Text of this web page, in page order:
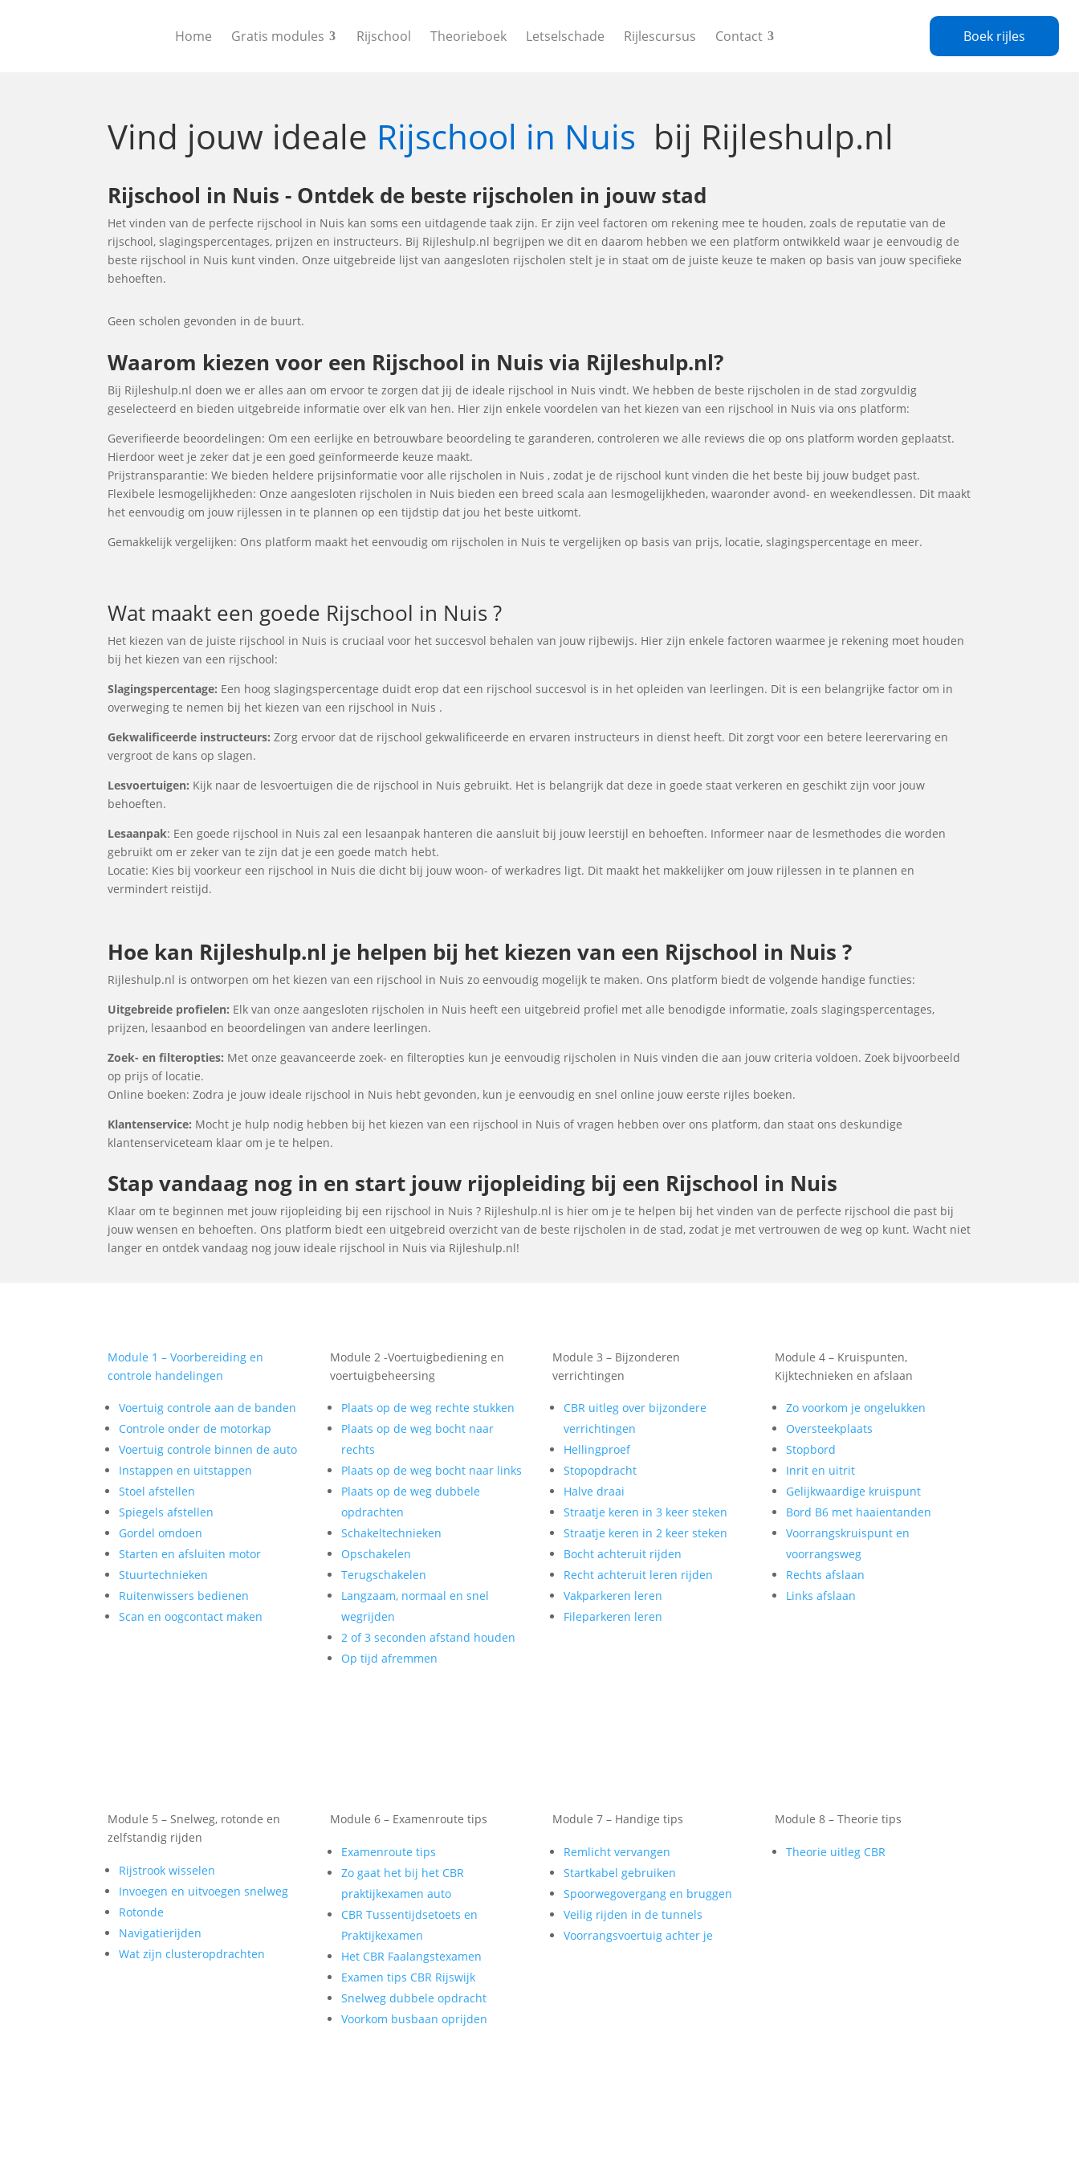
Home Gratis modules Rijschool Theorieboek Letselschade Rijlescursus Contact Boek rijles
Vind jouw ideale Rijschool in Nuis bij Rijleshulp.nl
Rijschool in Nuis - Ontdek de beste rijscholen in jouw stad
Het vinden van de perfecte rijschool in Nuis kan soms een uitdagende taak zijn. Er zijn veel factoren om rekening mee te houden, zoals de reputatie van de
rijschool, slagingspercentages, prijzen en instructeurs. Bij Rijleshulp.nl begrijpen we dit en daarom hebben we een platform ontwikkeld waar je eenvoudig de
beste rijschool in Nuis kunt vinden. Onze uitgebreide lijst van aangesloten rijscholen stelt je in staat om de juiste keuze te maken op basis van jouw specifieke
behoeften.
Geen scholen gevonden in de buurt.
Waarom kiezen voor een Rijschool in Nuis via Rijleshulp.nl?
Bij Rijleshulp.nl doen we er alles aan om ervoor te zorgen dat jij de ideale rijschool in Nuis vindt. We hebben de beste rijscholen in de stad zorgvuldig
geselecteerd en bieden uitgebreide informatie over elk van hen. Hier zijn enkele voordelen van het kiezen van een rijschool in Nuis via ons platform:
Geverifieerde beoordelingen: Om een eerlijke en betrouwbare beoordeling te garanderen, controleren we alle reviews die op ons platform worden geplaatst.
Hierdoor weet je zeker dat je een goed geïnformeerde keuze maakt.
Prijstransparantie: We bieden heldere prijsinformatie voor alle rijscholen in Nuis , zodat je de rijschool kunt vinden die het beste bij jouw budget past.
Flexibele lesmogelijkheden: Onze aangesloten rijscholen in Nuis bieden een breed scala aan lesmogelijkheden, waaronder avond- en weekendlessen. Dit maakt
het eenvoudig om jouw rijlessen in te plannen op een tijdstip dat jou het beste uitkomt.
Gemakkelijk vergelijken: Ons platform maakt het eenvoudig om rijscholen in Nuis te vergelijken op basis van prijs, locatie, slagingspercentage en meer.
Wat maakt een goede Rijschool in Nuis ?
Het kiezen van de juiste rijschool in Nuis is cruciaal voor het succesvol behalen van jouw rijbewijs. Hier zijn enkele factoren waarmee je rekening moet houden
bij het kiezen van een rijschool:
Slagingspercentage: Een hoog slagingspercentage duidt erop dat een rijschool succesvol is in het opleiden van leerlingen. Dit is een belangrijke factor om in
overweging te nemen bij het kiezen van een rijschool in Nuis .
Gekwalificeerde instructeurs: Zorg ervoor dat de rijschool gekwalificeerde en ervaren instructeurs in dienst heeft. Dit zorgt voor een betere leerervaring en
vergroot de kans op slagen.
Lesvoertuigen: Kijk naar de lesvoertuigen die de rijschool in Nuis gebruikt. Het is belangrijk dat deze in goede staat verkeren en geschikt zijn voor jouw
behoeften.
Lesaanpak: Een goede rijschool in Nuis zal een lesaanpak hanteren die aansluit bij jouw leerstijl en behoeften. Informeer naar de lesmethodes die worden
gebruikt om er zeker van te zijn dat je een goede match hebt.
Locatie: Kies bij voorkeur een rijschool in Nuis die dicht bij jouw woon- of werkadres ligt. Dit maakt het makkelijker om jouw rijlessen in te plannen en
vermindert reistijd.
Hoe kan Rijleshulp.nl je helpen bij het kiezen van een Rijschool in Nuis ?
Rijleshulp.nl is ontworpen om het kiezen van een rijschool in Nuis zo eenvoudig mogelijk te maken. Ons platform biedt de volgende handige functies:
Uitgebreide profielen: Elk van onze aangesloten rijscholen in Nuis heeft een uitgebreid profiel met alle benodigde informatie, zoals slagingspercentages,
prijzen, lesaanbod en beoordelingen van andere leerlingen.
Zoek- en filteropties: Met onze geavanceerde zoek- en filteropties kun je eenvoudig rijscholen in Nuis vinden die aan jouw criteria voldoen. Zoek bijvoorbeeld
op prijs of locatie.
Online boeken: Zodra je jouw ideale rijschool in Nuis hebt gevonden, kun je eenvoudig en snel online jouw eerste rijles boeken.
Klantenservice: Mocht je hulp nodig hebben bij het kiezen van een rijschool in Nuis of vragen hebben over ons platform, dan staat ons deskundige
klantenserviceteam klaar om je te helpen.
Stap vandaag nog in en start jouw rijopleiding bij een Rijschool in Nuis
Klaar om te beginnen met jouw rijopleiding bij een rijschool in Nuis ? Rijleshulp.nl is hier om je te helpen bij het vinden van de perfecte rijschool die past bij
jouw wensen en behoeften. Ons platform biedt een uitgebreid overzicht van de beste rijscholen in de stad, zodat je met vertrouwen de weg op kunt. Wacht niet
langer en ontdek vandaag nog jouw ideale rijschool in Nuis via Rijleshulp.nl!
Module 1 – Voorbereiding en
controle handelingen
Voertuig controle aan de banden
Controle onder de motorkap
Voertuig controle binnen de auto
Instappen en uitstappen
Stoel afstellen
Spiegels afstellen
Gordel omdoen
Starten en afsluiten motor
Stuurtechnieken
Ruitenwissers bedienen
Scan en oogcontact maken
Module 2 -Voertuigbediening en
voertuigbeheersing
Plaats op de weg rechte stukken
Plaats op de weg bocht naar
rechts
Plaats op de weg bocht naar links
Plaats op de weg dubbele
opdrachten
Schakeltechnieken
Opschakelen
Terugschakelen
Langzaam, normaal en snel
wegrijden
2 of 3 seconden afstand houden
Op tijd afremmen
Module 3 – Bijzonderen
verrichtingen
CBR uitleg over bijzondere
verrichtingen
Hellingproef
Stopopdracht
Halve draai
Straatje keren in 3 keer steken
Straatje keren in 2 keer steken
Bocht achteruit rijden
Recht achteruit leren rijden
Vakparkeren leren
Fileparkeren leren
Module 4 – Kruispunten,
Kijktechnieken en afslaan
Zo voorkom je ongelukken
Oversteekplaats
Stopbord
Inrit en uitrit
Gelijkwaardige kruispunt
Bord B6 met haaientanden
Voorrangskruispunt en
voorrangsweg
Rechts afslaan
Links afslaan
Module 5 – Snelweg, rotonde en
zelfstandig rijden
Rijstrook wisselen
Invoegen en uitvoegen snelweg
Rotonde
Navigatierijden
Wat zijn clusteropdrachten
Module 6 – Examenroute tips
Examenroute tips
Zo gaat het bij het CBR
praktijkexamen auto
CBR Tussentijdsetoets en
Praktijkexamen
Het CBR Faalangstexamen
Examen tips CBR Rijswijk
Snelweg dubbele opdracht
Voorkom busbaan oprijden
Module 7 – Handige tips
Remlicht vervangen
Startkabel gebruiken
Spoorwegovergang en bruggen
Veilig rijden in de tunnels
Voorrangsvoertuig achter je
Module 8 – Theorie tips
Theorie uitleg CBR